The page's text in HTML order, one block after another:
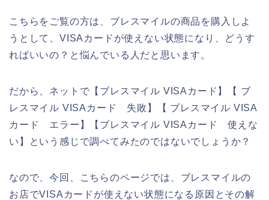
こちらをご覧の方は、ブレスマイルの商品を購入しよ
うとして、VISAカードが使えない状態になり、どうす
ればいいの？と悩んでいる人だと思います。
だから、ネットで【ブレスマイル VISAカード】【 ブ
レスマイル VISAカード 失敗】【 ブレスマイル VISA
カード エラー】【ブレスマイル VISAカード 使えな
い】という感じで調べてみたのではないでしょうか？
なので、今回、こちらのページでは、ブレスマイルの
お店でVISAカードが使えない状態になる原因とその解